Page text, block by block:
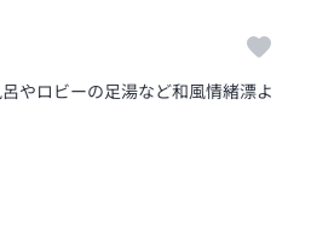
やロビーの足湯など和風情緒漂よ